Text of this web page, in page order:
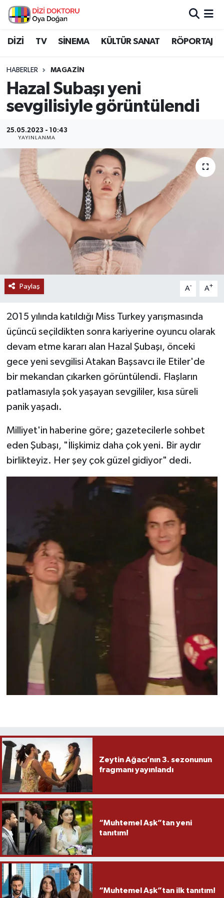
DİZİ TV SİNEMA KÜLTÜR SANAT RÖPORTAJ
HABERLER MAGAZİN
Hazal Subaşı yeni
sevgilisiyle görüntülendi
25.05.2023 - 10:43
YAYINLANMA
Paylaş A- A+
2015 yılında katıldığı Miss Turkey yarışmasında
üçüncü seçildikten sonra kariyerine oyuncu olarak
devam etme kararı alan Hazal Şubaşı, önceki
gece yeni sevgilisi Atakan Başsavcı ile Etiler'de
bir mekandan çıkarken görüntülendi. Flaşların
patlamasıyla şok yaşayan sevgililer, kısa süreli
panik yaşadı.
Milliyet'in haberine göre; gazetecilerle sohbet
eden Şubaşı, "İlişkimiz daha çok yeni. Bir aydır
birlikteyiz. Her şey çok güzel gidiyor" dedi.
Zeytin Ağacı’nın 3. sezonunun
fragmanı yayınlandı
“Muhtemel Aşk”tan yeni
tanıtım!
“Muhtemel Aşk”tan ilk tanıtım!
İstanbul Nöbetçi Eczaneler
İstanbul Namaz Vakitleri
İstanbul Trafik Yoğunluk Haritası
Süper Lig Puan Durumu ve Fikstür
Tüm Manşetler
Son Dakika Haberleri
Haber Arşivi